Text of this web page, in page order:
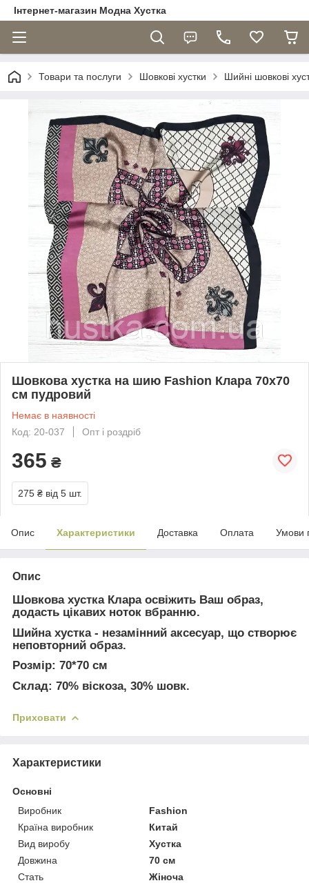
Інтернет-магазин Модна Хустка
Товари та послуги Шовкові хустки Шийні шовкові
Шовкова хустка на шию Fashion Клара 70х70
см пудровий
Немає в наявності
Код: 20-037
Опт і роздріб
365 ₴
275 ₴ від 5 шт.
Опис Характеристики Доставка Оплата Умови
Опис
Шовкова хустка Клара освіжить Ваш образ,
додасть цікавих ноток вбранню.
Шийна хустка - незамінний аксесуар, що створює
неповторний образ.
Розмір: 70*70 см
Склад: 70% віскоза, 30% шовк.
Приховати
Характеристики
Основні
Виробник
Fashion
Країна виробник
Китай
Вид виробу
Хустка
Довжина
70 см
Стать
Жіноча